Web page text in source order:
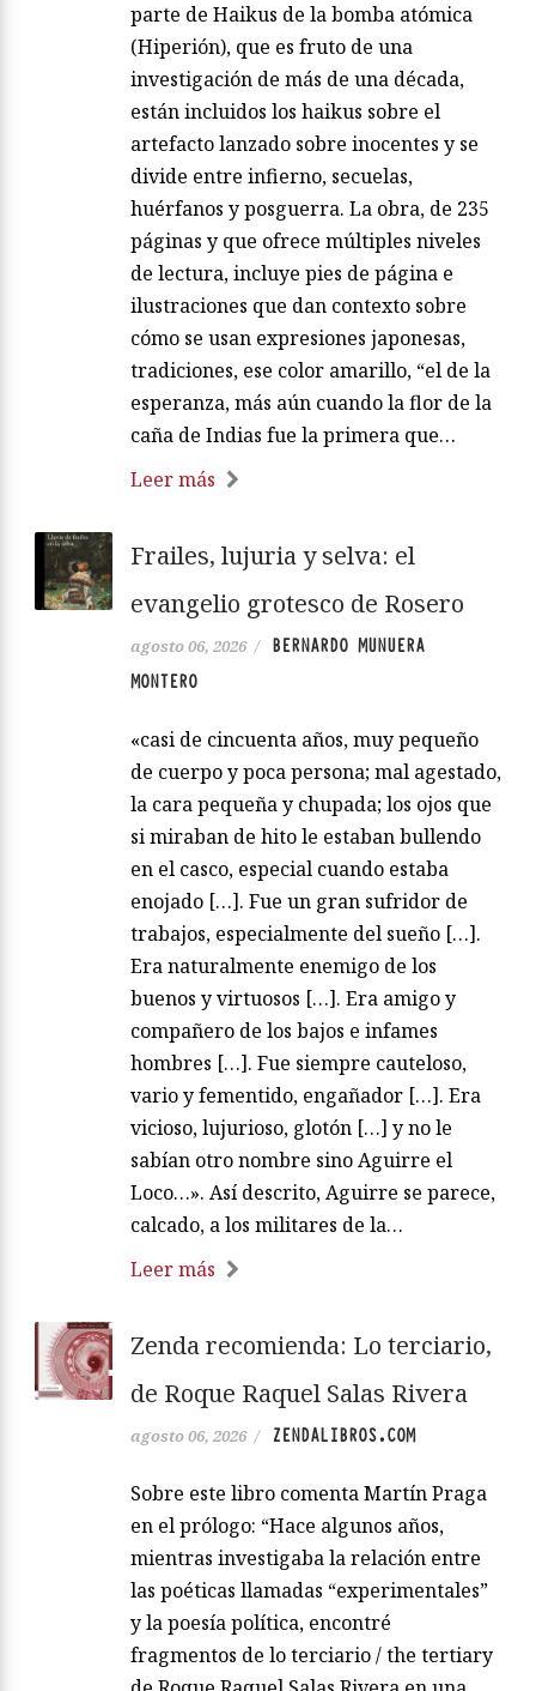
parte de Haikus de la bomba atómica
(Hiperión), que es fruto de una
investigación de más de una década,
están incluidos los haikus sobre el
artefacto lanzado sobre inocentes y se
divide entre infierno, secuelas,
huérfanos y posguerra. La obra, de 235
páginas y que ofrece múltiples niveles
de lectura, incluye pies de página e
ilustraciones que dan contexto sobre
cómo se usan expresiones japonesas,
tradiciones, ese color amarillo, “el de la
esperanza, más aún cuando la flor de la
caña de Indias fue la primera que…
Leer más
Frailes, lujuria y selva: el
evangelio grotesco de Rosero
agosto 06, 2026 /
BERNARDO MUNUERA
MONTERO
«casi de cincuenta años, muy pequeño
de cuerpo y poca persona; mal agestado,
la cara pequeña y chupada; los ojos que
si miraban de hito le estaban bullendo
en el casco, especial cuando estaba
enojado […]. Fue un gran sufridor de
trabajos, especialmente del sueño […].
Era naturalmente enemigo de los
buenos y virtuosos […]. Era amigo y
compañero de los bajos e infames
hombres […]. Fue siempre cauteloso,
vario y fementido, engañador […]. Era
vicioso, lujurioso, glotón […] y no le
sabían otro nombre sino Aguirre el
Loco…». Así descrito, Aguirre se parece,
calcado, a los militares de la…
Leer más
Zenda recomienda: Lo terciario,
de Roque Raquel Salas Rivera
agosto 06, 2026 / ZENDALIBROS.COM
Sobre este libro comenta Martín Praga
en el prólogo: “Hace algunos años,
mientras investigaba la relación entre
las poéticas llamadas “experimentales”
y la poesía política, encontré
fragmentos de lo terciario / the tertiary